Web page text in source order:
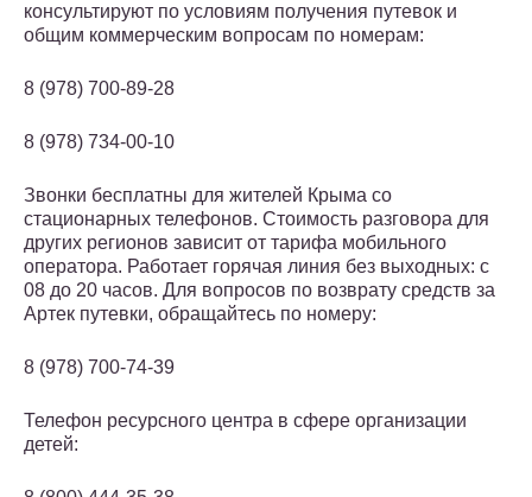
консультируют по условиям получения путевок и
общим коммерческим вопросам по номерам:
​8 (978) 700-89-28
8 (978) 734-00-10
Звонки бесплатны для жителей Крыма со
стационарных телефонов. Стоимость разговора для
других регионов зависит от тарифа мобильного
оператора. Работает горячая линия без выходных: с
08 до 20 часов. Для вопросов по возврату средств за
Артек путевки, обращайтесь по номеру:
​8 (978) 700-74-39
Телефон ресурсного центра в сфере организации
детей: